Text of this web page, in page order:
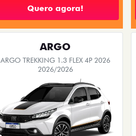
Quero agora!
ARGO
ARGO TREKKING 1.3 FLEX 4P 2026
2026/2026